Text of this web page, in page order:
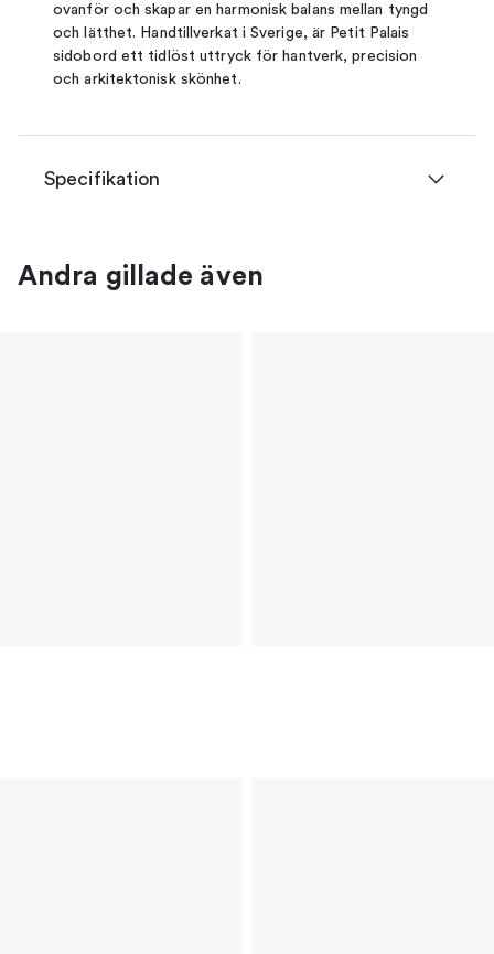
ovanför och skapar en harmonisk balans mellan tyngd
och lätthet. Handtillverkat i Sverige, är Petit Palais
sidobord ett tidlöst uttryck för hantverk, precision
och arkitektonisk skönhet.
Specifikation
Andra gillade även